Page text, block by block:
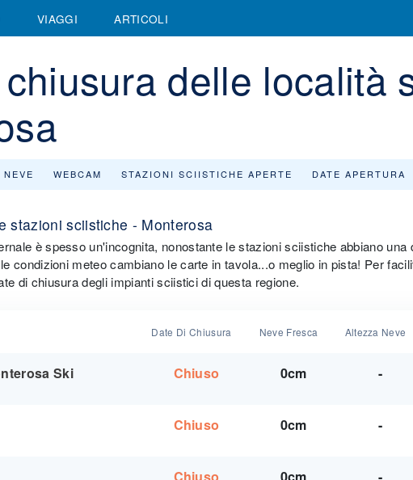
VIAGGI ARTICOLI
delle località
WEBCAM STAZIONI SCIISTICHE APERTE DATE APERTURA
stazioni sciistiche - Monterosa
è spesso un'incognita, nonostante le stazioni sciistiche abbiano una
condizioni meteo cambiano le carte in tavola...o meglio in pista! Per
di chiusura degli impianti sciistici di questa regione.
Date Di Chiusura Neve Fresca Altezza Neve
Ski Chiuso 0cm -
Chiuso 0cm -